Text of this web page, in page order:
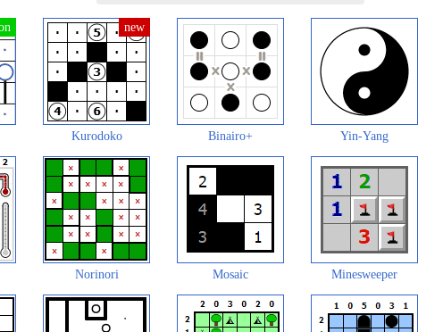
Kurodoko Binairo+ Yin-Yang
Norinori Mosaic Minesweeper